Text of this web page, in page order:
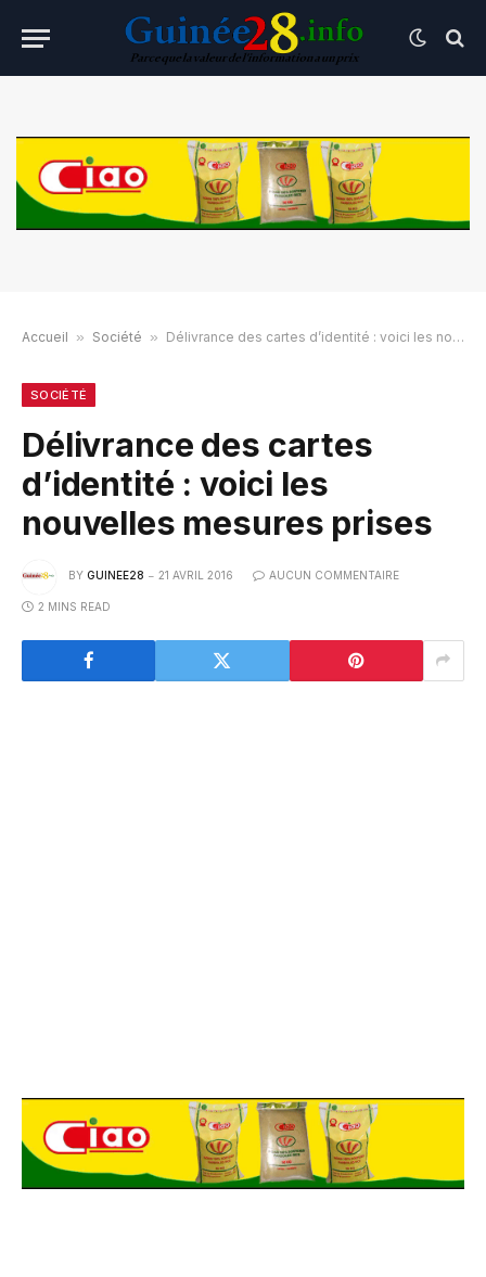
Accueil » Société » Délivrance des cartes d’identité : voici les nouvelles mesures prises
SOCIÉTÉ
Délivrance des cartes
d’identité : voici les
nouvelles mesures prises
BY GUINEE28 21 AVRIL 2016 AUCUN COMMENTAIRE
2 MINS READ